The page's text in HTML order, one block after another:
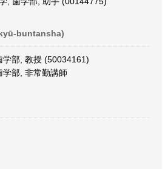
buntansha)
学部, 教授 (50034161)
部, 非常勤講師